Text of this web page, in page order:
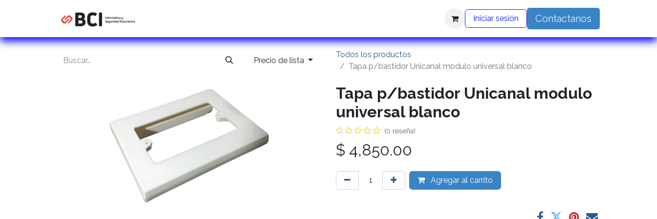
Iniciar sesión Contactanos
Precio de lista
Todos los productos
Tapa p/bastidor Unicanal modulo universal blanco
Tapa p/bastidor Unicanal modulo
universal blanco
(0 reseña)
$ 4,850.00
Agregar al carrito